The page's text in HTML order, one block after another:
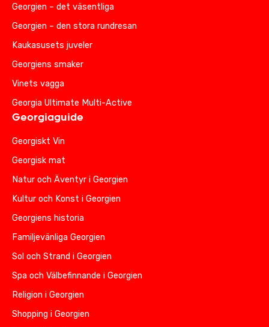
Georgien – det väsentliga
Georgien – den stora rundresan
Kaukasusets juveler
Georgiens smaker
Vinets vagga
Georgia Ultimate Multi-Active
Georgiaguide
Georgiskt Vin
Georgisk mat
Natur och Äventyr i Georgien
Kultur och Konst i Georgien
Georgiens historia
Familjevänliga Georgien
Sol och Strand i Georgien
Spa och Välbefinnande i Georgien
Religion i Georgien
Shopping i Georgien